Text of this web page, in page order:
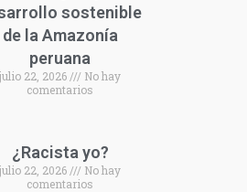
sostenible
de la Amazonía
peruana
julio 22, 2026
No hay
comentarios
¿Racista yo?
julio 22, 2026
No hay
comentarios